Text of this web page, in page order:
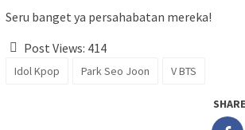
Seru banget ya persahabatan mereka!
Post Views: 414
Idol Kpop Park Seo Joon V BTS
SHARE